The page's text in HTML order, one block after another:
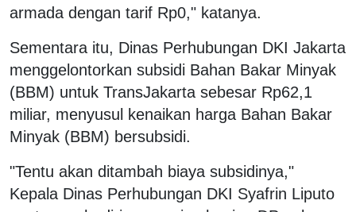
armada dengan tarif Rp0," katanya.
Sementara itu, Dinas Perhubungan DKI Jakarta
menggelontorkan subsidi Bahan Bakar Minyak
(BBM) untuk TransJakarta sebesar Rp62,1
miliar, menyusul kenaikan harga Bahan Bakar
Minyak (BBM) bersubsidi.
"Tentu akan ditambah biaya subsidinya,"
Kepala Dinas Perhubungan DKI Syafrin Liputo